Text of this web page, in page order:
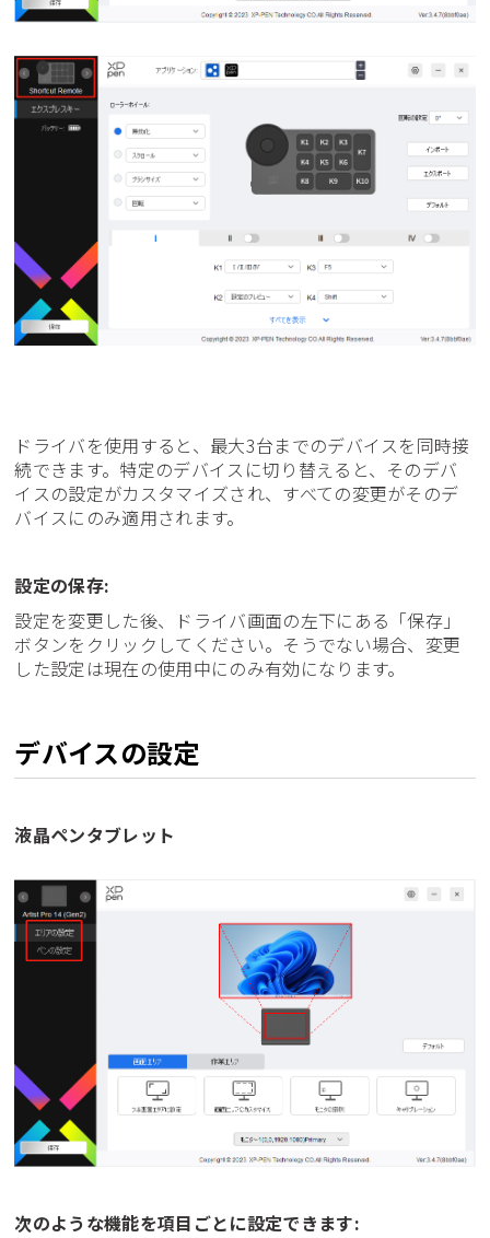
ドライバを使用すると、最大3台までのデバイスを同時接
続できます。特定のデバイスに切り替えると、そのデバ
イスの設定がカスタマイズされ、すべての変更がそのデ
バイスにのみ適用されます。
設定の保存:
設定を変更した後、ドライバ画面の左下にある「保存」
ボタンをクリックしてください。そうでない場合、変更
した設定は現在の使用中にのみ有効になります。
デバイスの設定
液晶ペンタブレット
次のような機能を項目ごとに設定できます: